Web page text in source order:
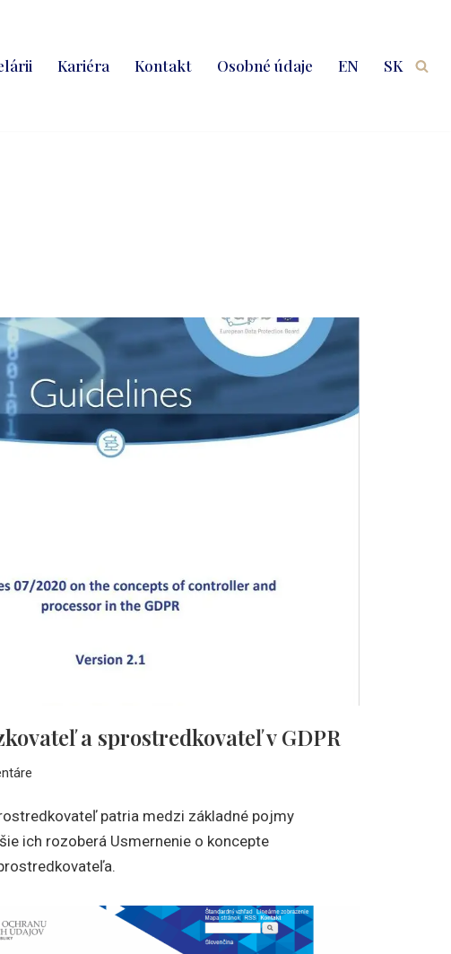
Kariéra Kontakt Osobné údaje EN SK
a sprostredkovateľ v GDPR
patria medzi základné pojmy
ich rozoberá Usmernenie o koncepte